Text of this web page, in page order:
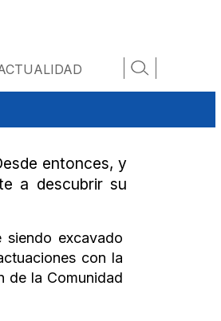
entonces, y
a descubrir su
excavado
con la
de la Comunidad